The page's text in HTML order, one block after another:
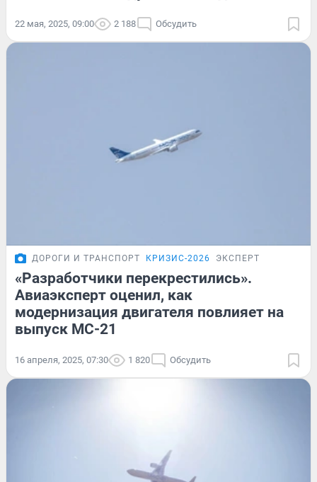
22 мая, 2025, 09:00 2 188 Обсудить
ДОРОГИ И ТРАНСПОРТ КРИЗИС-2026 ЭКСПЕРТ
«Разработчики перекрестились».
Авиаэксперт оценил, как
модернизация двигателя повлияет на
выпуск МС-21
16 апреля, 2025, 07:30 1 820 Обсудить